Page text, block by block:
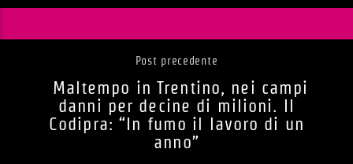
Post precedente
Maltempo in Trentino, nei campi
danni per decine di milioni. Il
Codipra: “In fumo il lavoro di un
anno”